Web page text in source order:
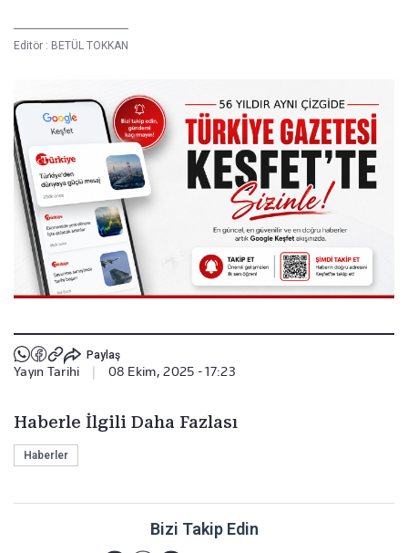
Editör : BETÜL TOKKAN
Paylaş
Yayın Tarihi 08 Ekim, 2025 - 17:23
Haberle İlgili Daha Fazlası
Haberler
Bizi Takip Edin